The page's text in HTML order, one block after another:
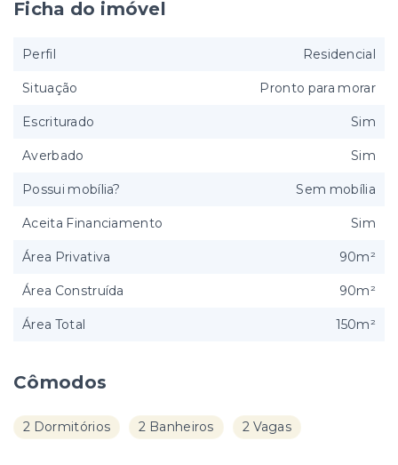
Cômodos
2 Dormitórios 2 Banheiros 2 Vagas
Ficha do imóvel
Perfil Residencial
Situação Pronto para morar
Escriturado Sim
Averbado Sim
Possui mobília? Sem mobília
Aceita Financiamento Sim
Área Privativa 90m²
Área Construída 90m²
Área Total 150m²